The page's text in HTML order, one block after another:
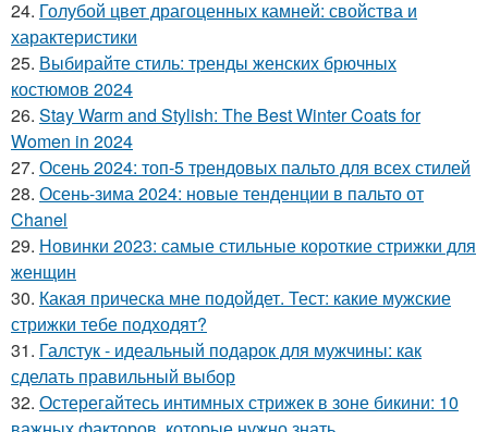
24. Голубой цвет драгоценных камней: свойства и
характеристики
25. Выбирайте стиль: тренды женских брючных
костюмов 2024
26. Stay Warm and Stylish: The Best Winter Coats for
Women in 2024
27. Осень 2024: топ-5 трендовых пальто для всех стилей
28. Осень-зима 2024: новые тенденции в пальто от
Chanel
29. Новинки 2023: самые стильные короткие стрижки для
женщин
30. Какая прическа мне подойдет. Тест: какие мужские
стрижки тебе подходят?
31. Галстук - идеальный подарок для мужчины: как
сделать правильный выбор
32. Остерегайтесь интимных стрижек в зоне бикини: 10